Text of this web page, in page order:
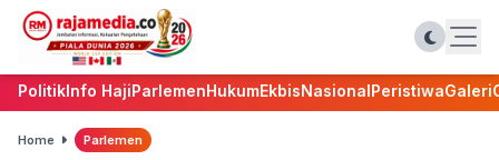
PolitikInfo HajiParlemenHukumEkbisNasionalPeristiwaGaleri
Home Parlemen